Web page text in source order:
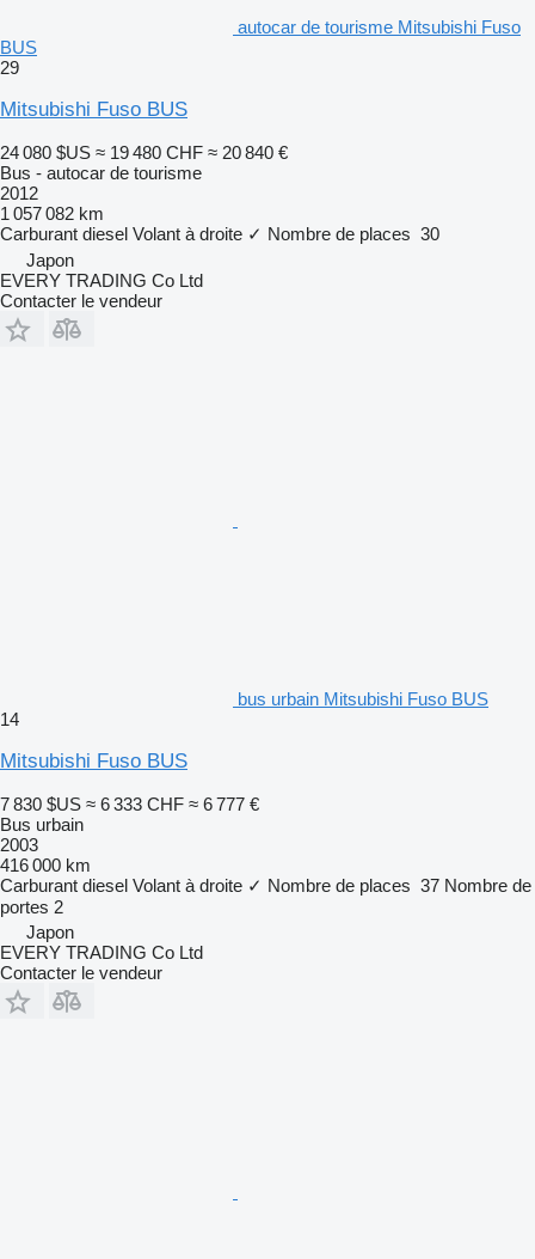
autocar de tourisme Mitsubishi Fuso
BUS
29
Mitsubishi Fuso BUS
24 080 $US ≈ 19 480 CHF ≈ 20 840 €
Bus - autocar de tourisme
2012
1 057 082 km
Carburant diesel Volant à droite ✓ Nombre de places 30
Japon
EVERY TRADING Co Ltd
Contacter le vendeur
bus urbain Mitsubishi Fuso BUS
14
Mitsubishi Fuso BUS
7 830 $US ≈ 6 333 CHF ≈ 6 777 €
Bus urbain
2003
416 000 km
Carburant diesel Volant à droite ✓ Nombre de places 37 Nombre de
portes 2
Japon
EVERY TRADING Co Ltd
Contacter le vendeur